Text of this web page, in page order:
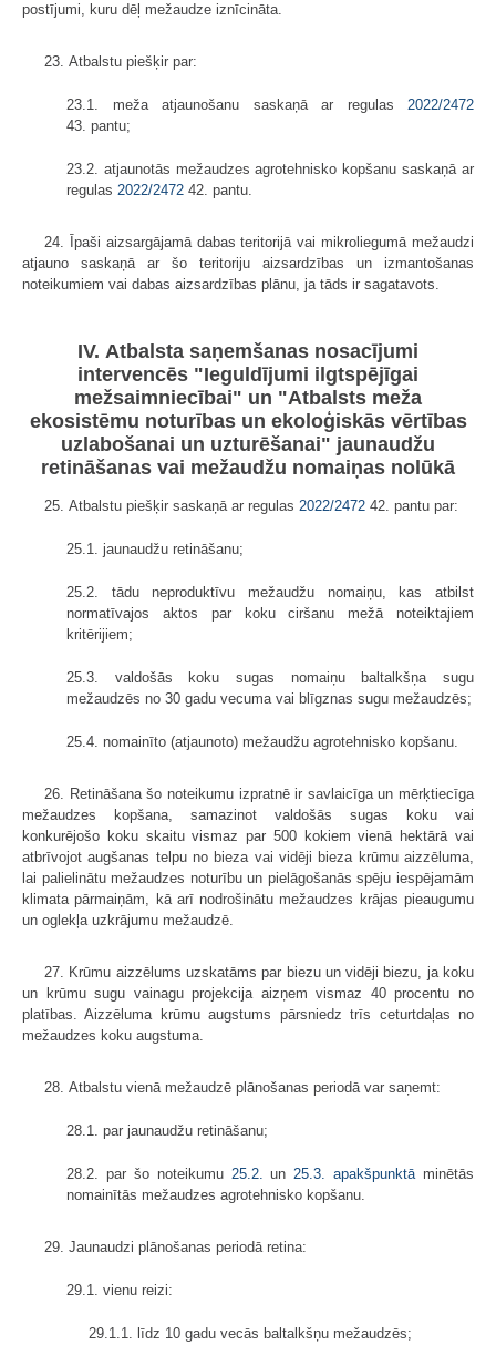
postījumi, kuru dēļ mežaudze iznīcināta.
23. Atbalstu piešķir par:
23.1. meža atjaunošanu saskaņā ar regulas 2022/2472
43. pantu;
23.2. atjaunotās mežaudzes agrotehnisko kopšanu saskaņā ar
regulas 2022/2472 42. pantu.
24. Īpaši aizsargājamā dabas teritorijā vai mikroliegumā mežaudzi
atjauno saskaņā ar šo teritoriju aizsardzības un izmantošanas
noteikumiem vai dabas aizsardzības plānu, ja tāds ir sagatavots.
IV. Atbalsta saņemšanas nosacījumi
intervencēs "Ieguldījumi ilgtspējīgai
mežsaimniecībai" un "Atbalsts meža
ekosistēmu noturības un ekoloģiskās vērtības
uzlabošanai un uzturēšanai" jaunaudžu
retināšanas vai mežaudžu nomaiņas nolūkā
25. Atbalstu piešķir saskaņā ar regulas 2022/2472 42. pantu par:
25.1. jaunaudžu retināšanu;
25.2. tādu neproduktīvu mežaudžu nomaiņu, kas atbilst
normatīvajos aktos par koku ciršanu mežā noteiktajiem
kritērijiem;
25.3. valdošās koku sugas nomaiņu baltalkšņa sugu
mežaudzēs no 30 gadu vecuma vai blīgznas sugu mežaudzēs;
25.4. nomainīto (atjaunoto) mežaudžu agrotehnisko kopšanu.
26. Retināšana šo noteikumu izpratnē ir savlaicīga un mērķtiecīga
mežaudzes kopšana, samazinot valdošās sugas koku vai
konkurējošo koku skaitu vismaz par 500 kokiem vienā hektārā vai
atbrīvojot augšanas telpu no bieza vai vidēji bieza krūmu aizzēluma,
lai palielinātu mežaudzes noturību un pielāgošanās spēju iespējamām
klimata pārmaiņām, kā arī nodrošinātu mežaudzes krājas pieaugumu
un oglekļa uzkrājumu mežaudzē.
27. Krūmu aizzēlums uzskatāms par biezu un vidēji biezu, ja koku
un krūmu sugu vainagu projekcija aizņem vismaz 40 procentu no
platības. Aizzēluma krūmu augstums pārsniedz trīs ceturtdaļas no
mežaudzes koku augstuma.
28. Atbalstu vienā mežaudzē plānošanas periodā var saņemt:
28.1. par jaunaudžu retināšanu;
28.2. par šo noteikumu 25.2. un 25.3. apakšpunktā minētās
nomainītās mežaudzes agrotehnisko kopšanu.
29. Jaunaudzi plānošanas periodā retina:
29.1. vienu reizi:
29.1.1. līdz 10 gadu vecās baltalkšņu mežaudzēs;